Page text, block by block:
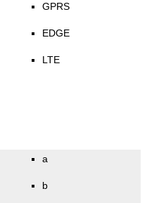
GPRS
EDGE
LTE
a
b